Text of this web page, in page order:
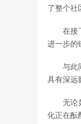
了整个社
在接
进一步的
与此
具有深远
无论
化正在酝